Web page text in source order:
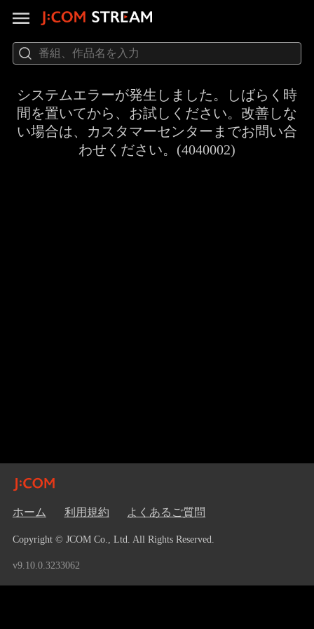
システムエラーが発生しました。しばらく時
間を置いてから、お試しください。改善しな
い場合は、カスタマーセンターまでお問い合
わせください。(4040002)
ホーム 利用規約 よくあるご質問
Copyright © JCOM Co., Ltd. All Rights Reserved.
v9.10.0.3233062